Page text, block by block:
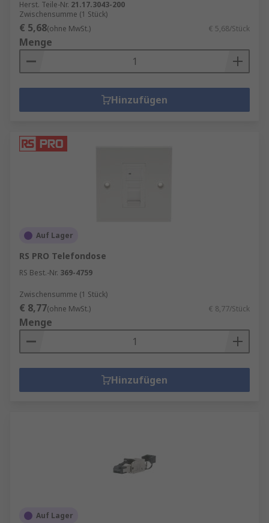
Herst. Teile-Nr. 21.17.3043-200
Zwischensumme (1 Stück)
€ 5,68(ohne MwSt.) € 5,68/Stück
Menge
Hinzufügen
Auf Lager
RS PRO Telefondose
RS Best.-Nr. 369-4759
Zwischensumme (1 Stück)
€ 8,77(ohne MwSt.) € 8,77/Stück
Menge
Hinzufügen
Auf Lager